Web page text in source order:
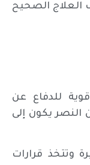
العلاج الصحيح
للدفاع عن
النصر يكون إلى
وتتخذ قرارات